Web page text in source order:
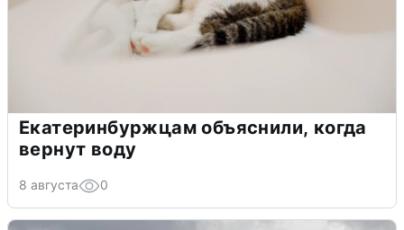
Екатеринбуржцам объяснили, когда
вернут воду
8 августа 0